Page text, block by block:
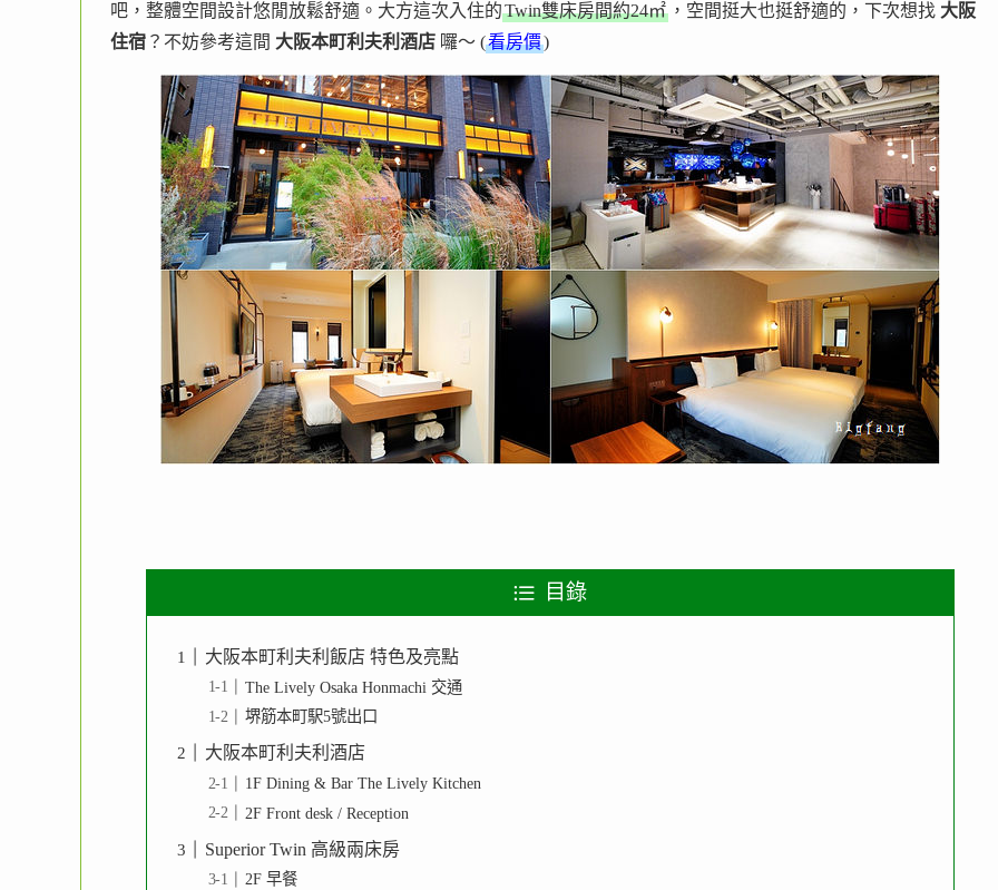
吧，整體空間設計悠閒放鬆舒適。大方這次入住的Twin雙床房間約24㎡ ，空間挺大也挺舒適的，下次想找 大阪
住宿 ？不妨參考這間 大阪本町利夫利酒店 囉～ (看房價)
目錄
大阪本町利夫利飯店 特色及亮點
The Lively Osaka Honmachi 交通
堺筋本町駅5號出口
大阪本町利夫利酒店
1F Dining & Bar The Lively Kitchen
2F Front desk / Reception
Superior Twin 高級兩床房
2F 早餐